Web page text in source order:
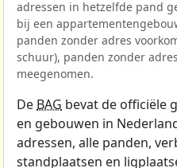
adressen in hetzelfde pand
bij een
panden zonder adres
schuur), panden zonder
meegenomen.
De BAG bevat de officiële
en gebouwen in
adressen, alle panden,
standplaatsen en